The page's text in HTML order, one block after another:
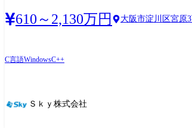
あるさまざまなプロジェクトに携わっています
絶好の環境となっております。 作業場所は持ち
AIエージェント、AI駆動開発を取り入れた開発
法】ウォーターフォール 【作業場所】弊社オ
グの対応を行っていただきます。 マネジメント
610～2,130万円 大阪市淀川区宮原
C言語WindowsC++
Ｓｋｙ株式会社